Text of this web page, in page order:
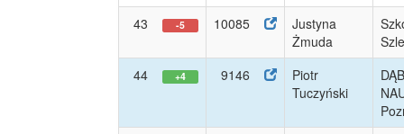
43
-5 10085
Justyna
Żmuda
44
+4 9146
Piotr
Tuczyński